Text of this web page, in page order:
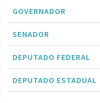
GOVERNADOR
SENADOR
DEPUTADO FEDERAL
DEPUTADO ESTADUAL